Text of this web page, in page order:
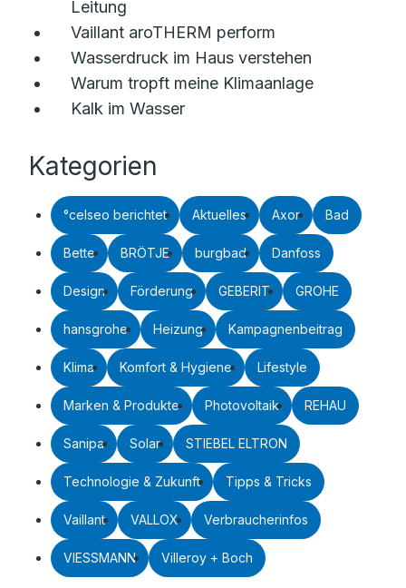
Leitung
Vaillant aroTHERM perform
Wasserdruck im Haus verstehen
Warum tropft meine Klimaanlage
Kalk im Wasser
Kategorien
°celseo berichtet Aktuelles Axor Bad
Bette BRÖTJE burgbad Danfoss
Design Förderung GEBERIT GROHE
hansgrohe Heizung Kampagnenbeitrag
Klima Komfort & Hygiene Lifestyle
Marken & Produkte Photovoltaik REHAU
Sanipa Solar STIEBEL ELTRON
Technologie & Zukunft Tipps & Tricks
Vaillant VALLOX Verbraucherinfos
VIESSMANN Villeroy + Boch